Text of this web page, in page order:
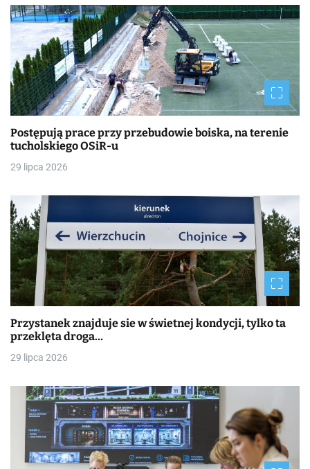
Postępują prace przy przebudowie boiska, na terenie
tucholskiego OSiR-u
29 lipca 2026
Przystanek znajduje sie w świetnej kondycji, tylko ta
przeklęta droga…
29 lipca 2026